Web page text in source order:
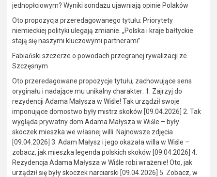
jednopłciowym? Wyniki sondażu ujawniają opinie Polaków
Oto propozycja przeredagowanego tytułu: Priorytety
niemieckiej polityki ulegają zmianie. „Polska i kraje bałtyckie
stają się naszymi kluczowymi partnerami”
Fabiański szczerze o powodach przegranej rywalizacji ze
Szczęsnym
Oto przeredagowane propozycje tytułu, zachowujące sens
oryginału i nadające mu unikalny charakter: 1. Zajrzyj do
rezydencji Adama Małysza w Wiśle! Tak urządził swoje
imponujące domostwo były mistrz skoków [09.04.2026] 2. Tak
wygląda prywatny dom Adama Małysza w Wiśle – były
skoczek mieszka we własnej willi. Najnowsze zdjęcia
[09.04.2026] 3. Adam Małysz i jego okazała willa w Wiśle –
zobacz, jak mieszka legenda polskich skoków [09.04.2026] 4.
Rezydencja Adama Małysza w Wiśle robi wrażenie! Oto, jak
urządził się były skoczek narciarski [09.04.2026] 5. Zobacz, w